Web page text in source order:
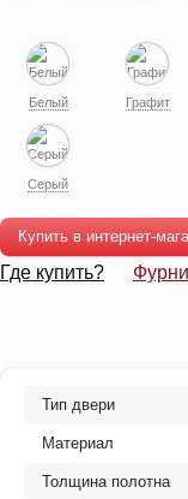
Белый Графит
Серый
Купить в интернет-
Где купить?
Тип двери
Материал
Толщина полотна